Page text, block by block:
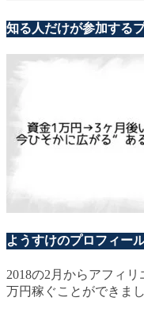
知る人だけが参加する
ようすけのプロフィー
2018の2月からアフィ
万円稼ぐことができまし